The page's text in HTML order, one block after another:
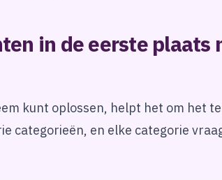
in de eerste plaats
kunt oplossen, helpt het om het
categorieën, en elke categorie